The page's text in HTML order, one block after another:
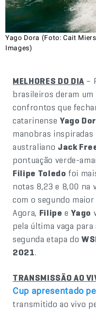
Yago Dora (Foto: Cait
Images)
MELHORES DO DIA –
brasileiros deram
confrontos que
catarinense Yago
manobras inspiradas
australiano Jack
pontuação verde-
Filipe Toledo foi
notas 8,23 e 8,00 na
com o segundo
Agora, Filipe eYago
pela última vaga
segunda etapa do
2021.
TRANSMISSÃO AO
Cup apresentado
transmitido ao vivo